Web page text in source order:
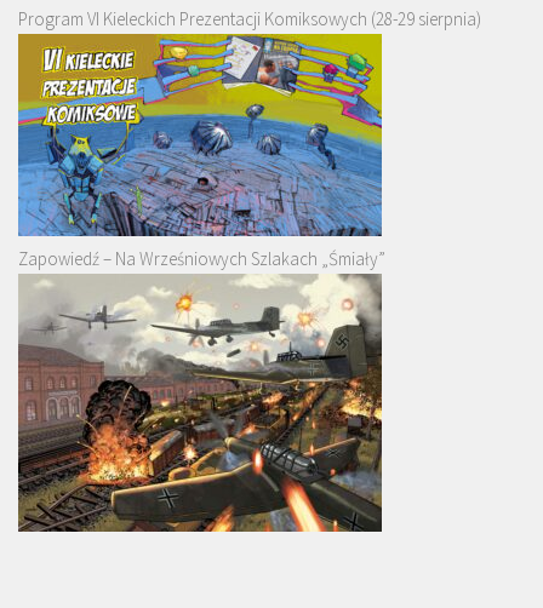
Program VI Kieleckich Prezentacji Komiksowych (28-29 sierpnia)
Zapowiedź – Na Wrześniowych Szlakach „Śmiały”